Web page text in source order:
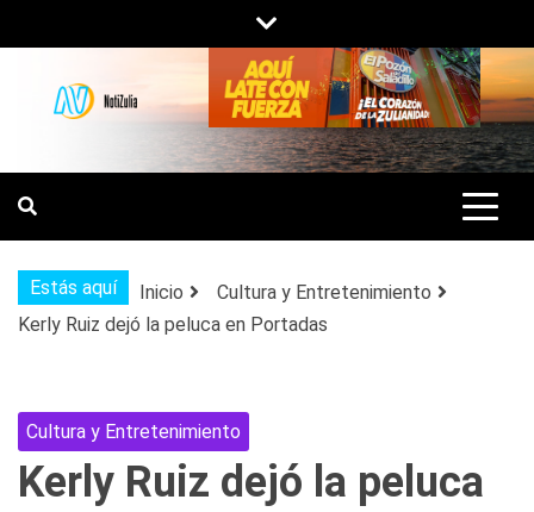
al
contenido
NOTIZULIA
NOTICIAS DEL ZULIA, VENEZUELA Y
DE INTERÉS GENERAL.
Estás aquí Inicio
Cultura y Entretenimiento
Kerly Ruiz dejó la peluca en Portadas
Cultura y Entretenimiento
Kerly Ruiz dejó la peluca